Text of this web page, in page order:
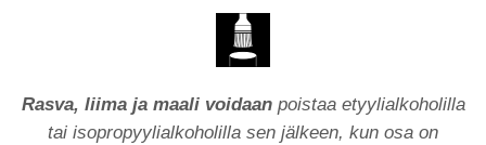
Rasva, liima ja maali voidaan poistaa etyylialkoholilla
tai isopropyylialkoholilla sen jälkeen, kun osa on